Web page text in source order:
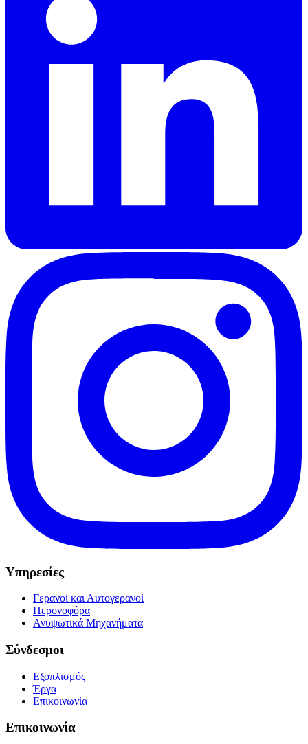
Υπηρεσίες
Γερανοί και Αυτογερανοί
Περονοφόρα
Ανυψωτικά Μηχανήματα
Σύνδεσμοι
Εξοπλισμός
Έργα
Επικοινωνία
Επικοινωνία